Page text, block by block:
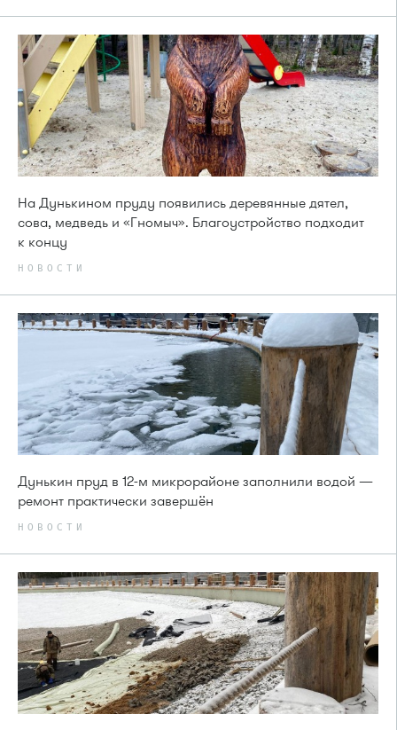
На Дунькином пруду появились деревянные дятел,
сова, медведь и «Гномыч». Благоустройство подходит
к концу
НОВОСТИ
Дунькин пруд в 12-м микрорайоне заполнили водой —
ремонт практически завершён
НОВОСТИ